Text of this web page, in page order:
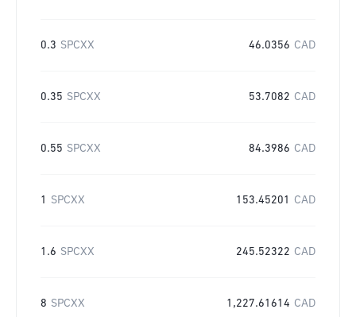
0.3 SPCXX 46.0356 CAD
0.35 SPCXX 53.7082 CAD
0.55 SPCXX 84.3986 CAD
1 SPCXX 153.45201 CAD
1.6 SPCXX 245.52322 CAD
8 SPCXX 1,227.61614 CAD